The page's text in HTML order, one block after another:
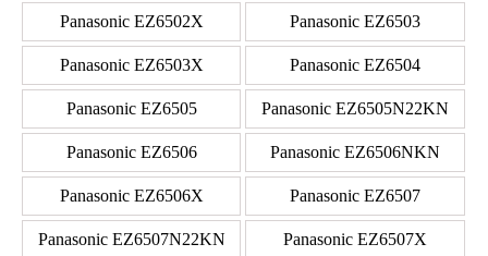
Panasonic EZ6502X Panasonic EZ6503
Panasonic EZ6503X Panasonic EZ6504
Panasonic EZ6505 Panasonic EZ6505N22KN
Panasonic EZ6506 Panasonic EZ6506NKN
Panasonic EZ6506X Panasonic EZ6507
Panasonic EZ6507N22KN Panasonic EZ6507X